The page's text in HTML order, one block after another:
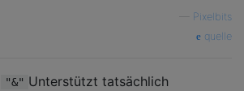
Pixelbits
quelle
"&" Unterstützt tatsächlich